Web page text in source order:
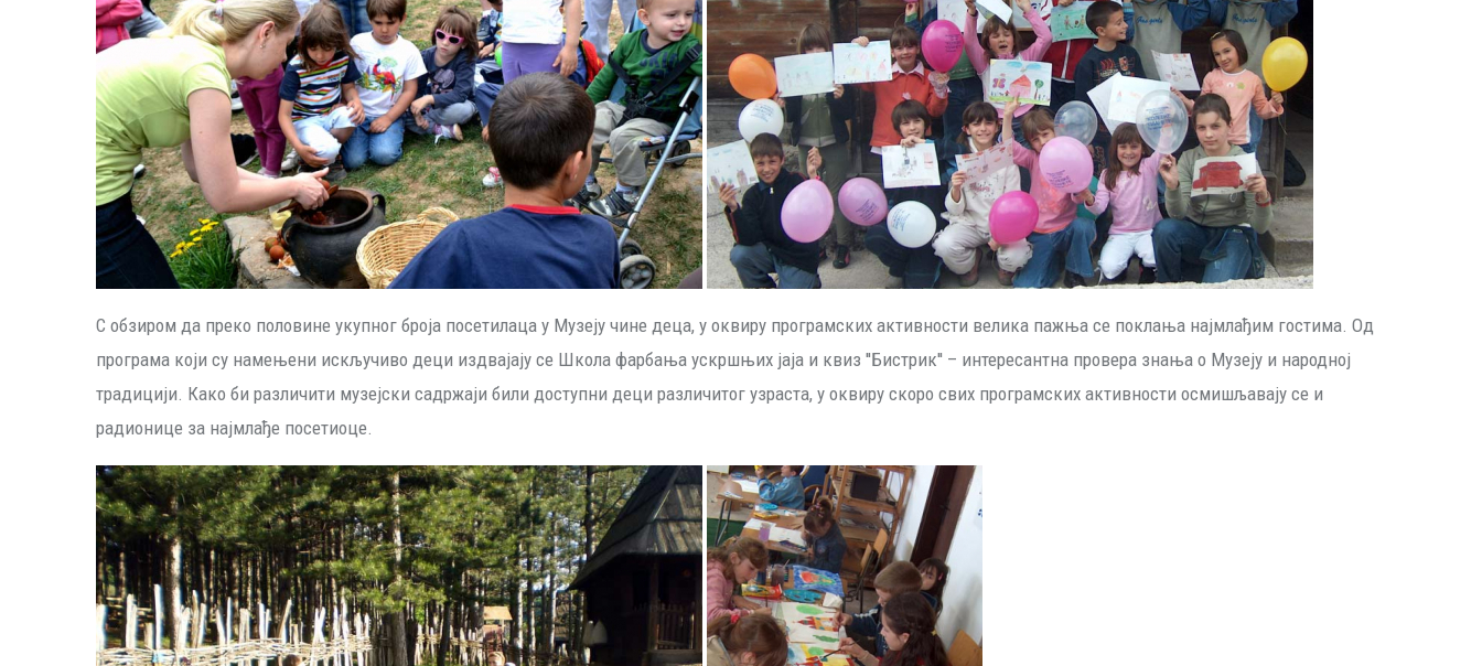
С обзиром да преко половине укупног броја посетилаца у Музеју чине деца, у оквиру програмских активности велика пажња се поклања најмлађим гостима. Од
програма који су намењени искључиво деци издвајају се Школа фарбања ускршњих јаја и квиз ''Бистрик'' – интересантна провера знања о Музеју и народној
традицији. Како би различити музејски садржаји били доступни деци различитог узраста, у оквиру скоро свих програмских активности осмишљавају се и
радионице за најмлађе посетиоце.